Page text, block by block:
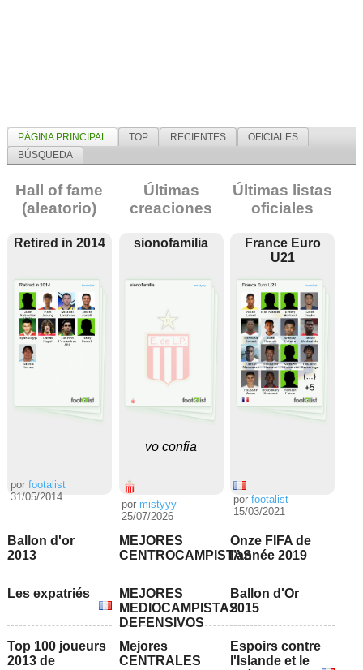
PÁGINA PRINCIPAL TOP RECIENTES
OFICIALES
BÚSQUEDA
Hall of fame
(aleatorio)
Retired in 2014
por footalist
31/05/2014
Ballon d'or
2013
Les expatriés
Top 100 joueurs
2013 de
Últimas
creaciones
sionofamilia
vo confia
por mistyyy
25/07/2026
MEJORES
CENTROCAMPISTAS
MEJORES
MEDIOCAMPISTAS
DEFENSIVOS
Mejores
CENTRALES
Últimas listas
oficiales
France Euro
U21
porfootalist
15/03/2021
Onze FIFA de
l’année 2019
Ballon d'Or
2015
Espoirs contre
l'Islande et le